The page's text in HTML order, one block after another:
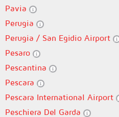
Pavia
Perugia
Perugia / San Egidio Airport
Pesaro
Pescantina
Pescara
Pescara International Airport
Peschiera Del Garda